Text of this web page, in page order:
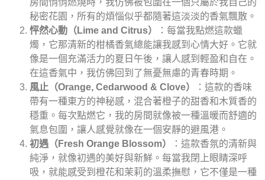
房間悄悄燃燒時，我仿佛被包圍在一個只屬於我自己的
秘密花園，所有的煩惱似乎都隨著這淡淡的香氣飄散。
怦然心動（Lime and Citrus）
：每當我點燃這款蠟
燭，它那清新的柑橘香氣總能讓我感到心情大好。它就
像是一個充滿活力的夏日午後，讓人感到輕盈和自在。
在這香氣中，我仿佛回到了無憂無慮的青春時期。
風止（Orange, Cedarwood & Clove）
：這款的香味
帶有一種東方的神秘感，混合著橙子的甜香和木質香的
穩重。每次點燃它，我的房間就像被一種溫暖而舒適的
氣息包圍，讓人感覺就像在一個安靜的避風港。
初遇（Fresh Orange Blossom）
：這款香氛的清新與
純淨，就像初遇的美好與新鮮。每當我閉上眼睛深呼
吸，就能感受到橙花和茉莉的溫柔撫慰，它不僅是一種